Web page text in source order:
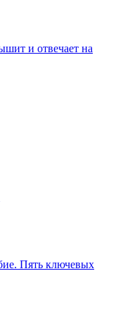
и отвечает на
Пять ключевых